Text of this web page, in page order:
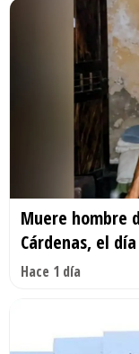
Muere hombre
Cárdenas, el
Hace 1 día